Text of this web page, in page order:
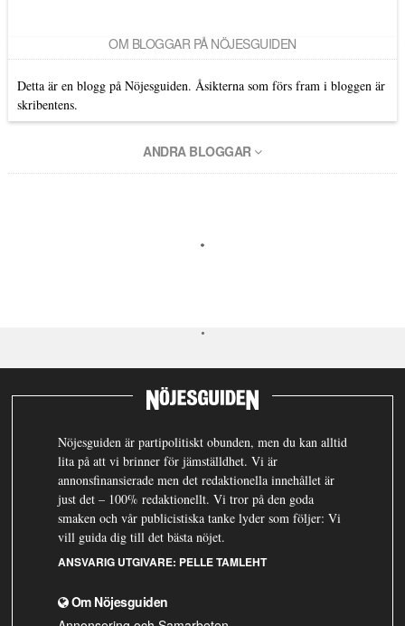
OM BLOGGAR PÅ NÖJESGUIDEN
Detta är en blogg på Nöjesguiden. Åsikterna som förs fram i bloggen är
skribentens.
ANDRA BLOGGAR
Nöjesguiden är partipolitiskt obunden, men du kan alltid
lita på att vi brinner för jämställdhet. Vi är
annonsfinansierade men det redaktionella innehållet är
just det – 100% redaktionellt. Vi tror på den goda
smaken och vår publicistiska tanke lyder som följer: Vi
vill guida dig till det bästa nöjet.
ANSVARIG UTGIVARE: PELLE TAMLEHT
Om Nöjesguiden